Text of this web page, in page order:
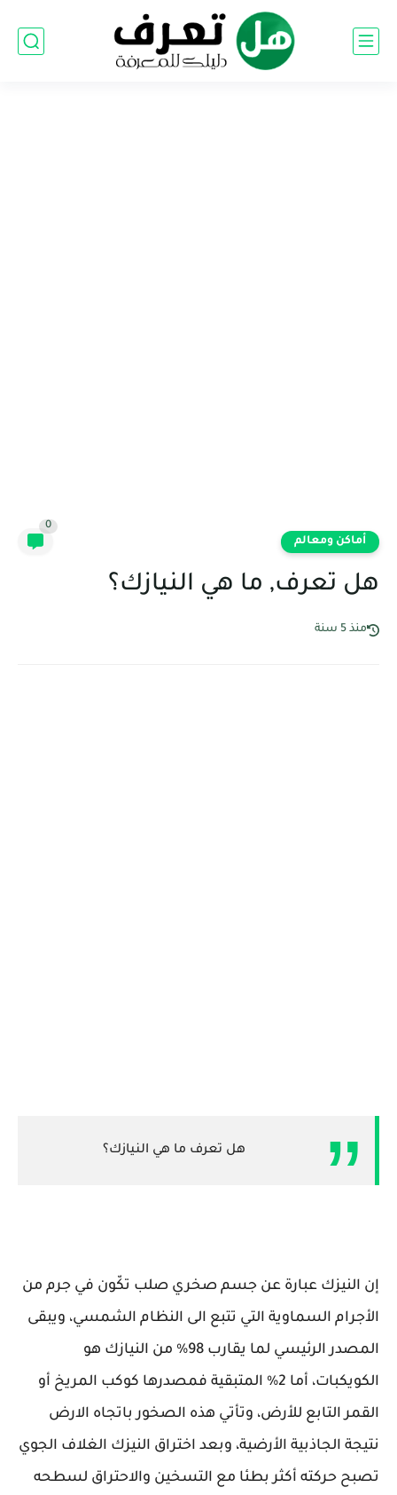
أماكن ومعالم
0
هل تعرف, ما هي النيازك؟
منذ 5 سنة
هل تعرف ما هي النيازك؟
إن النيزك عبارة عن جسم صخري صلب تكّون في جرم من
الأجرام السماوية التي تتبع الى النظام الشمسي، ويبقى
المصدر الرئيسي لما يقارب 98% من النيازك هو
الكويكبات، أما 2% المتبقية فمصدرها كوكب المريخ أو
القمر التابع للأرض، وتأتي هذه الصخور باتجاه الارض
نتيجة الجاذبية الأرضية، وبعد اختراق النيزك الغلاف الجوي
تصبح حركته أكثر بطئا مع التسخين والاحتراق لسطحه